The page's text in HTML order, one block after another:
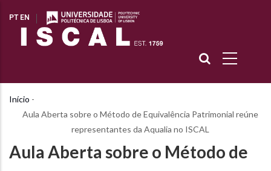
para
PT EN
Aula Aberta sobre o Método de
Navegação
estrutural
Início -
Aula Aberta sobre o Método de Equivalência Patrimonial reúne
representantes da Aqualia no ISCAL